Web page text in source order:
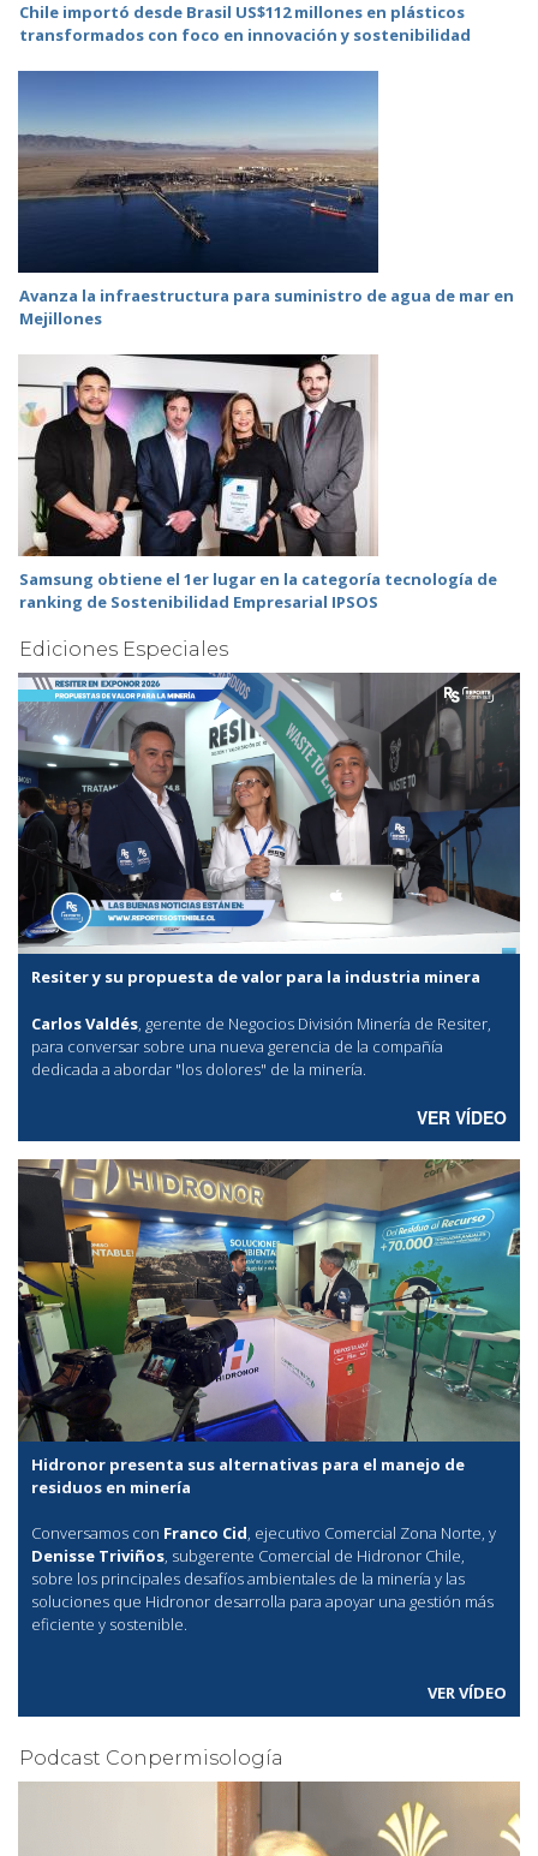
Chile importó desde Brasil US$112 millones en plásticos
transformados con foco en innovación y sostenibilidad
Avanza la infraestructura para suministro de agua de mar en
Mejillones
Samsung obtiene el 1er lugar en la categoría tecnología de
ranking de Sostenibilidad Empresarial IPSOS
Ediciones Especiales
Resiter y su propuesta de valor para la industria minera
Carlos Valdés, gerente de Negocios División Minería de Resiter,
para conversar sobre una nueva gerencia de la compañía
dedicada a abordar "los dolores" de la minería.
VER VÍDEO
Hidronor presenta sus alternativas para el manejo de
residuos en minería
Conversamos con Franco Cid, ejecutivo Comercial Zona Norte, y
Denisse Triviños, subgerente Comercial de Hidronor Chile,
sobre los principales desafíos ambientales de la minería y las
soluciones que Hidronor desarrolla para apoyar una gestión más
eficiente y sostenible.
VER VÍDEO
Podcast Conpermisología